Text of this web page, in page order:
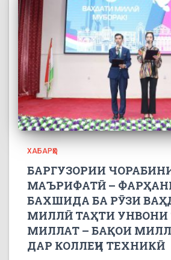
ХАБАРҲО
БАРГУЗОРИИ
МАЪРИФАТӢ –
БАХШИДА БА РӮЗИ
МИЛЛӢ ТАҲТИ УНВОНИ
МИЛЛАТ – БАҚОИ
ДАР КОЛЛЕҶИ ТЕХНИКӢ